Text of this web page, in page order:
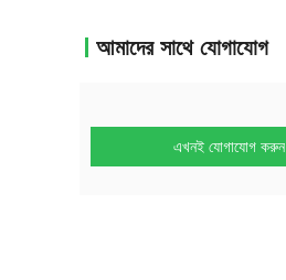
আমাদের সাথে যোগাযোগ
এখনই যোগাযোগ করুন